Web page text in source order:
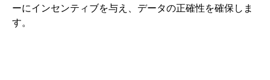
ーにインセンティブを与え、データの正確性を確保しま
す。